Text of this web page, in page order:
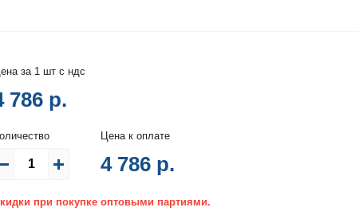
за 1 шт с ндс
786 р.
Цена к оплате
4 786р.
при покупке оптовыми партиями.